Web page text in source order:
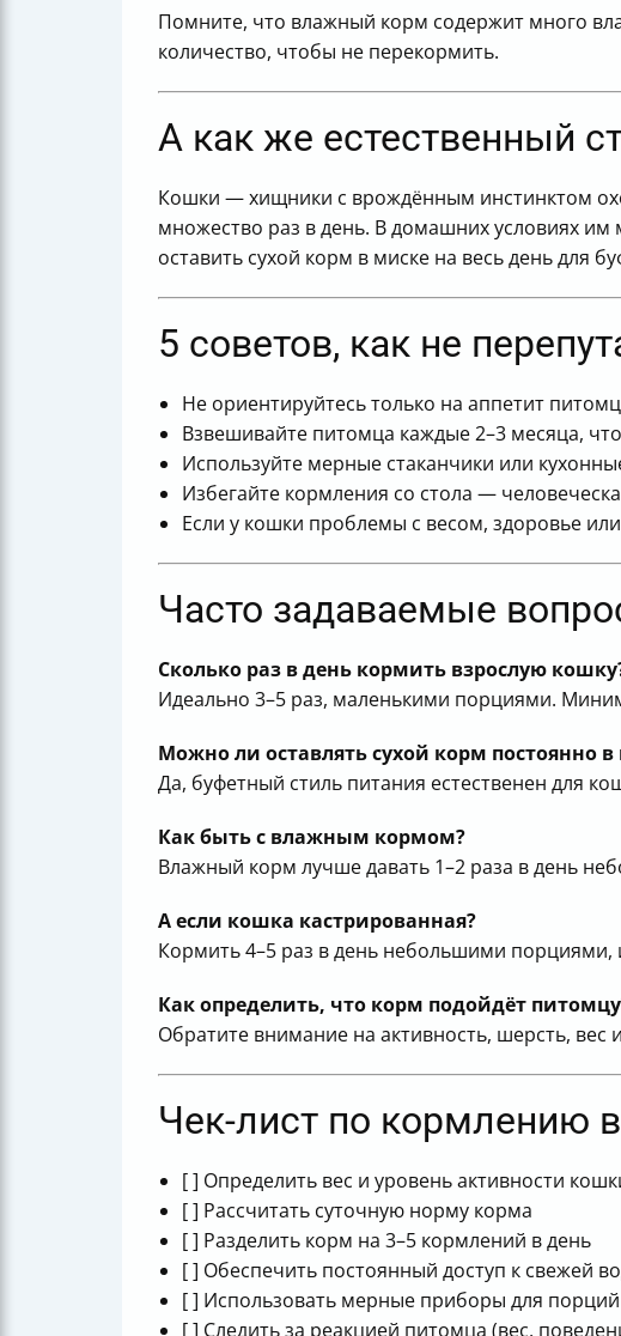
Помните, что влажный корм содержит много
количество, чтобы не перекормить.
А как же естественный
Кошки — хищники с врождённым инстинктом
множество раз в день. В домашних условиях
оставить сухой корм в миске на весь день для
5 советов, как не
Не ориентируйтесь только на аппетит
Взвешивайте питомца каждые 2–3 месяца,
Используйте мерные стаканчики или
Избегайте кормления со стола —
Если у кошки проблемы с весом, здоровье
Часто задаваемые
Сколько раз в день кормить взрослую
Идеально 3–5 раз, маленькими порциями.
Можно ли оставлять сухой корм постоянно в
Да, буфетный стиль питания естественен для
Как быть с влажным кормом?
Влажный корм лучше давать 1–2 раза в день
А если кошка кастрированная?
Кормить 4–5 раз в день небольшими порциями,
Как определить, что корм подойдёт
Обратите внимание на активность, шерсть,
Чек-лист по кормлению
[ ] Определить вес и уровень активности
[ ] Рассчитать суточную норму корма
[ ] Разделить корм на 3–5 кормлений в день
[ ] Обеспечить постоянный доступ к свежей
[ ] Использовать мерные приборы для порций
[ ] Следить за реакцией питомца (вес,